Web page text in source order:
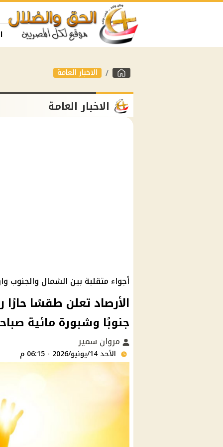
الاخبار العامة
الاخبار العامة
أجواء متقلبة بين الشمال والجنوب
الأرصاد تعلن طقسًا حارًا
جنوبًا وشبورة مائية
مروان سمير
الأحد 14/يونيو/2026 - 06:15 م